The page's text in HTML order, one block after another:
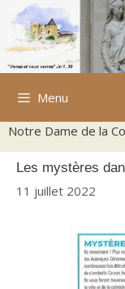
Aller
contenu
Menu
Notre Dame de la
Les mystères
11 juillet 2022